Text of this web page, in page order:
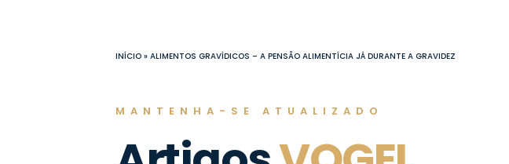
INÍCIO » ALIMENTOS GRAVÍDICOS – A PENSÃO ALIMENTÍCIA JÁ DURANTE A GRAVIDEZ
MANTENHA-SE ATUALIZADO